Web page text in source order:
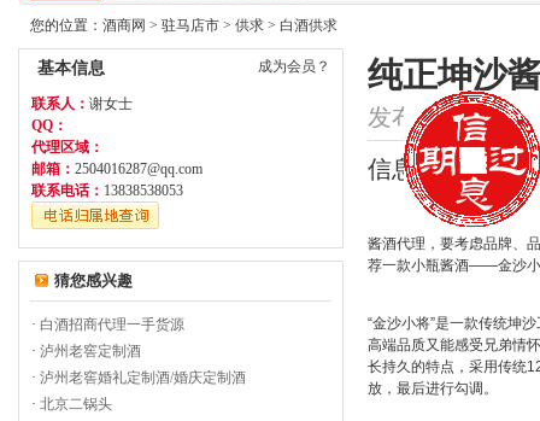
您的位置： 酒商网 > 驻马店市 > 供求 > 白酒供求
成为会员？
基本信息
联系人： 谢女士
QQ：
代理区域：
邮箱： 2504016287@qq.com
联系电话： 13838538053
猜您感兴趣
· 白酒招商代理一手货源
· 泸州老窖定制酒
· 泸州老窖婚礼定制酒/婚庆定制酒
· 北京二锅头
纯正坤沙
发布时间：
信息类型：供应
酱酒代理，要考虑品牌、
荐一款小瓶酱酒——金沙
“金沙小将”是一款传统坤
高端品质又能感受兄弟情
长持久的特点，采用传统
放，最后进行勾调。